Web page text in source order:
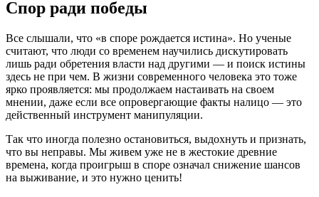
Спор ради победы
Все слышали, что «в споре рождается истина». Но ученые
считают, что люди со временем научились дискутировать
лишь ради обретения власти над другими — и поиск истины
здесь не при чем. В жизни современного человека это тоже
ярко проявляется: мы продолжаем настаивать на своем
мнении, даже если все опровергающие факты налицо — это
действенный инструмент манипуляции.
Так что иногда полезно остановиться, выдохнуть и признать,
что вы неправы. Мы живем уже не в жестокие древние
времена, когда проигрыш в споре означал снижение шансов
на выживание, и это нужно ценить!